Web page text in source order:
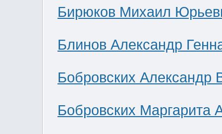
Бирюков Михаил
Блинов Александр
Бобровских Александр
Бобровских Маргарита